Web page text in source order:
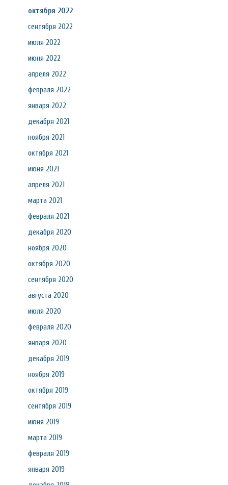
октября 2022
сентября 2022
июля 2022
июня 2022
апреля 2022
февраля 2022
января 2022
декабря 2021
ноября 2021
октября 2021
июня 2021
апреля 2021
марта 2021
февраля 2021
декабря 2020
ноября 2020
октября 2020
сентября 2020
августа 2020
июля 2020
февраля 2020
января 2020
декабря 2019
ноября 2019
октября 2019
сентября 2019
июня 2019
марта 2019
февраля 2019
января 2019